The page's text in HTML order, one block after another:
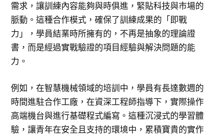
需求，讓訓練內容能夠與時俱進，緊貼科技與市場的
脈動。這種合作模式，確保了訓練成果的「即戰
力」，學員結業時所擁有的，不再是抽象的理論證
書，而是經過實戰驗證的項目經驗與解決問題的能
力。
例如，在智慧機械領域的培訓中，學員有長達數週的
時間進駐合作工廠，在資深工程師指導下，實際操作
高端機台與進行基礎程式編寫。這種沉浸式的學習體
驗，讓青年在安全且支持的環境中，累積寶貴的實作